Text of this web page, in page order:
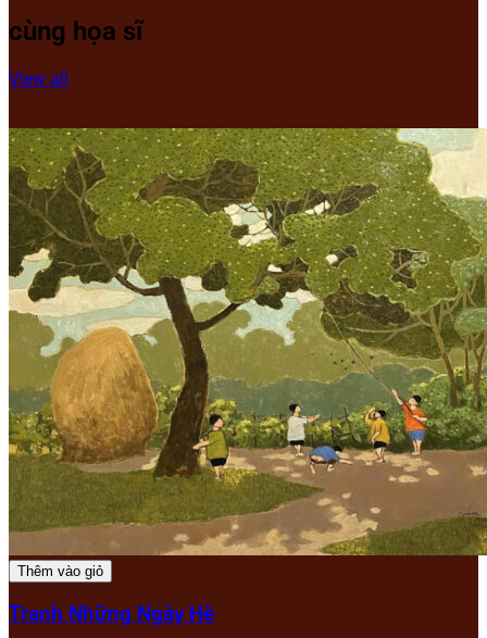
cùng họa sĩ
View all
Thêm vào giỏ
Tranh Những Ngày Hè